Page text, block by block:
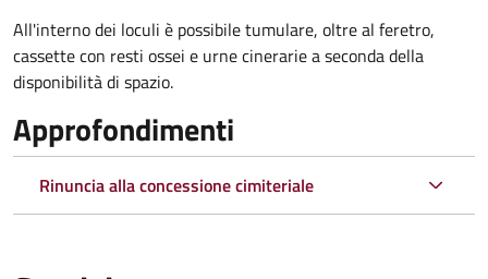
All'interno dei loculi è possibile tumulare, oltre al feretro,
cassette con resti ossei e urne cinerarie a seconda della
disponibilità di spazio.
Approfondimenti
Rinuncia alla concessione cimiteriale